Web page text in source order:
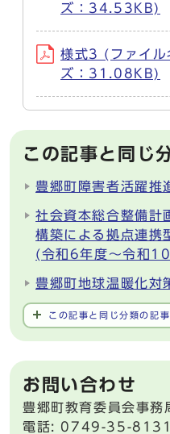
ズ：34.53KB)
様式3 (ファイ
ズ：31.08KB)
この記事と同じ
豊郷町障害者活躍推
社会資本総合整備計
構築による拠点連携
(令和6年度～令和10
豊郷町地球温暖化対
この記事と同じ分類の記
お問い合わせ
豊郷町教育委員会事
電話: 0749-35-